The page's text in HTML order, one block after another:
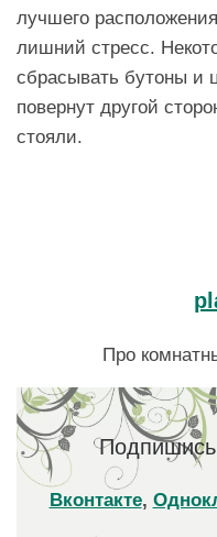
лучшего
лишний стресс.
сбрасывать бутоны и
повернут другой
стояли.
Про
Вконтакте,